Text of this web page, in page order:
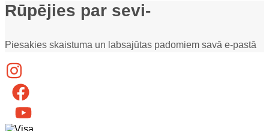
Rūpējies par sevi-
Piesakies skaistuma un labsajūtas padomiem savā e-pastā